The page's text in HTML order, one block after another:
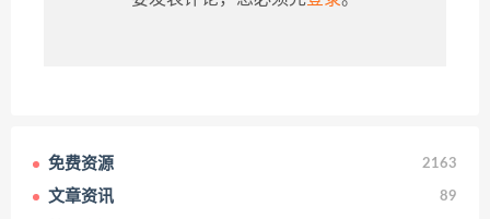
免费资源 2163
文章资讯 89